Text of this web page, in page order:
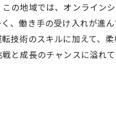
の地域では、オンライン
、働き手の受け入れが進
技術のスキルに加えて、
と成長のチャンスに溢れて